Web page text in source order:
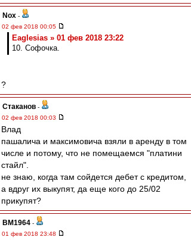
Nox -
02 фев 2018 00:05
Eaglesias » 01 фев 2018 23:22
10. Софочка.
?
Cтаканов -
02 фев 2018 00:03
Влад
пашалича и максимовича взяли в аренду в том
числе и потому, что не помещаемся "платини
стайл".
не знаю, когда там сойдется дебет с кредитом,
а вдруг их выкупят, да еще кого до 25/02
прикупят?
BM1964 -
01 фев 2018 23:48